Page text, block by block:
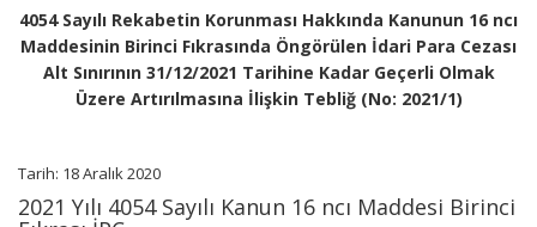
Kadar
Geçerli
Olmak
Üzere
Artırılmasına
2021/1)
4054 Sayılı Rekabetin Korunması Hakkında Kanunun 16 ncı
Maddesinin Birinci Fıkrasında Öngörülen İdari Para Cezası
Alt Sınırının 31/12/2021 Tarihine Kadar Geçerli Olmak
Üzere Artırılmasına İlişkin Tebliğ (No: 2021/1)
Tarih: 18 Aralık 2020
2021 Yılı 4054 Sayılı Kanun 16 ncı Maddesi Birinci